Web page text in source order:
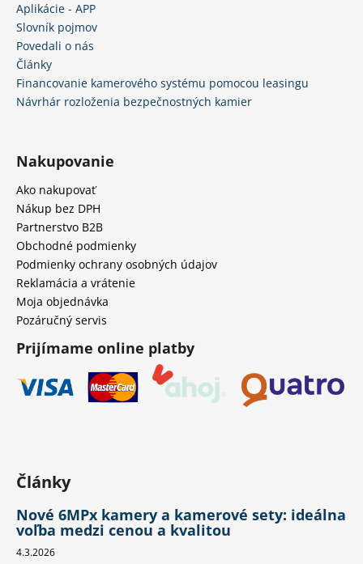
Aplikácie - APP
Slovník pojmov
Povedali o nás
Články
Financovanie kamerového systému pomocou leasingu
Návrhár rozloženia bezpečnostných kamier
Nakupovanie
Ako nakupovať
Nákup bez DPH
Partnerstvo B2B
Obchodné podmienky
Podmienky ochrany osobných údajov
Reklamácia a vrátenie
Moja objednávka
Pozáručný servis
Prijímame online platby
Články
Nové 6MPx kamery a kamerové sety: ideálna
voľba medzi cenou a kvalitou
4.3.2026